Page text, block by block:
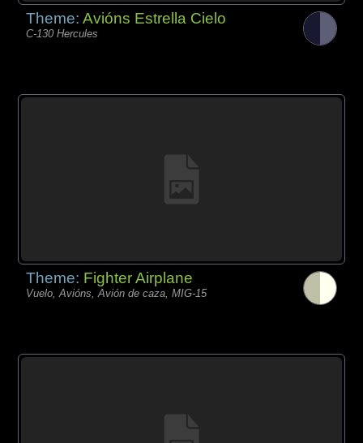
Theme:Avións Estrella Cielo
C-130 Hercules
Theme: Fighter Airplane
Vuelo, Avións, Avión de caza, MIG-15